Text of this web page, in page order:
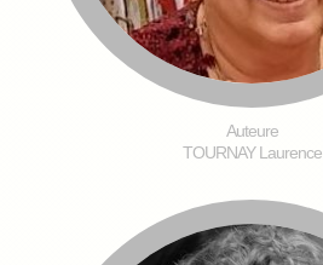
Auteure
TOURNAY Laurence